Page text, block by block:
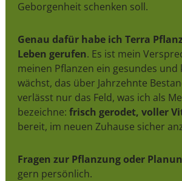
Geborgenheit schenken soll.
Genau dafür habe ich Terra
Leben gerufen. Es ist mein
meinen Pflanzen ein gesundes
wächst, das über Jahrzehnte
verlässt nur das Feld, was ich als
bezeichne: frisch gerodet, voller
bereit, im neuen Zuhause sicher
Fragen zur Pflanzung oder
gern persönlich.